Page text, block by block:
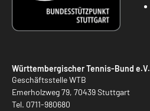
Württembergischer Tennis-Bund e.V.
Geschäftsstelle WTB
Emerholzweg 79, 70439 Stuttgart
Tel. 0711-980680